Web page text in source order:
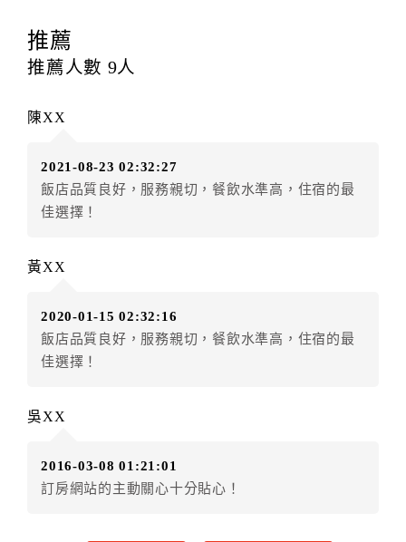
未提出申辦不得異動訂單。
每筆訂單異動限定
辦理取消退款。
房者應補足差額。（限原訂飯店）
房者不得要求退其差額。（限原訂飯店）
五、保留住宿權益(保留住房)
（提出申辦日為保留起算日）
店客滿，敬請及早計畫，如逾時未提出申辦，視同無條
件放棄訂單（住宿權益）。 （限原訂飯店使用）
．每筆訂單異動限定乙次，限原訂飯店，異動完成後不
．訂單異動後，訂單費用總計大於原訂單費用總計時，
訂房者不得要求退其差額。限原訂飯店
推薦
推薦人數 9人
陳XX
2021-08-23 02:32:27
飯店品質良好，服務親切，餐飲水準高，住宿的最
佳選擇！
黃XX
2020-01-15 02:32:16
飯店品質良好，服務親切，餐飲水準高，住宿的最
佳選擇！
吳XX
2016-03-08 01:21:01
訂房網站的主動關心十分貼心！